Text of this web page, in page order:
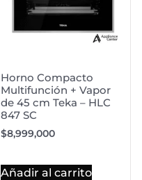
Horno Compacto
Multifunción + Vapor
de 45 cm Teka – HLC
847 SC
$8,999,000
Añadir al carrito